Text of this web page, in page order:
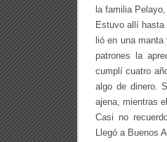
la familia
Estuvo allí
lió en una
patrones la
cumplí cuatro
algo de dinero.
ajena, mientras
Casi no
Llegó a Buenos